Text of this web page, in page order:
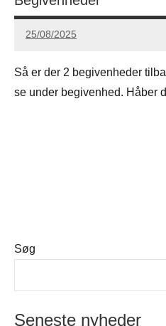
25/08/2025
Carsten
Så er der 2 begivenheder
se under begivenhed. Håber
Søg
Seneste nyheder